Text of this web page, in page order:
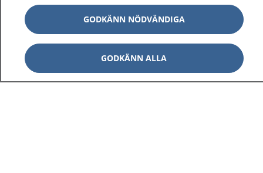
Kontakt Visa
Behandling av personuppgifter
GODKÄNN NÖDVÄNDIGA
GODKÄNN ALLA